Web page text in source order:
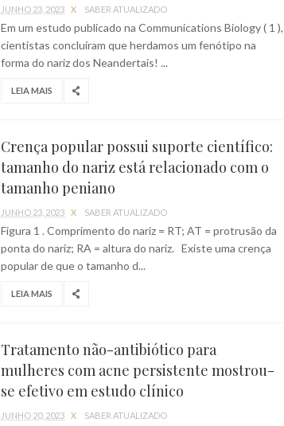
JUNHO 23, 2023 X SABER ATUALIZADO
Em um estudo publicado na Communications Biology ( 1 ),
cientistas concluíram que herdamos um fenótipo na
forma do nariz dos Neandertais! ...
LEIA MAIS
Crença popular possui suporte científico:
tamanho do nariz está relacionado com o
tamanho peniano
JUNHO 23, 2023 X SABER ATUALIZADO
Figura 1 . Comprimento do nariz = RT; AT = protrusão da
ponta do nariz; RA = altura do nariz. Existe uma crença
popular de que o tamanho d...
LEIA MAIS
Tratamento não-antibiótico para
mulheres com acne persistente mostrou-
se efetivo em estudo clínico
JUNHO 20, 2023 X SABER ATUALIZADO